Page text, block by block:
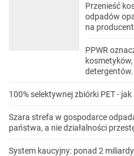
Przenieść
odpadów
na
PPWR
detergentów.
100% selektywnej zbiórki PET -
Szara strefa w gospodarce
państwa, a nie działalności
System kaucyjny: ponad 2